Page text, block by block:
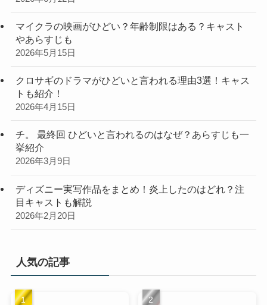
マイクラの映画がひどい？年齢制限はある？キャスト
やあらすじも
2026年5月15日
クロサギのドラマがひどいと言われる理由3選！キャス
トも紹介！
2026年4月15日
チ。 最終回 ひどいと言われるのはなぜ？あらすじも一
挙紹介
2026年3月9日
ディズニー実写作品をまとめ！炎上したのはどれ？注
目キャストも解説
2026年2月20日
人気の記事